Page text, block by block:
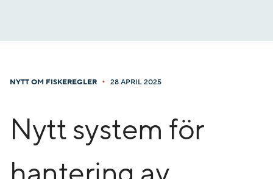
NYTT OM FISKEREGLER • 28 APRIL 2025
Nytt system för